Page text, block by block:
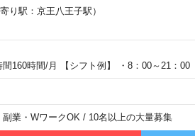
り駅：京王八王子駅）
160時間/月 【シフト例】 ・8：00～21：00
業・WワークOK / 10名以上の大量募集